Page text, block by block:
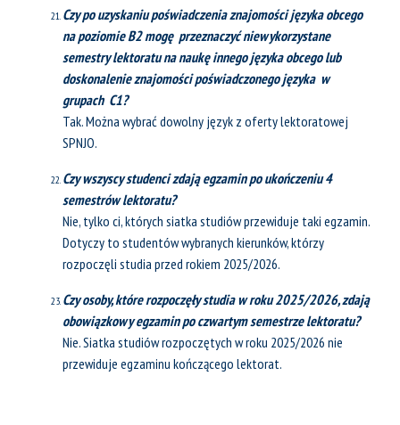
Czy po uzyskaniu poświadczenia znajomości języka obcego
na poziomie B2 mogę przeznaczyć niewykorzystane
semestry lektoratu na naukę innego języka obcego lub
doskonalenie znajomości poświadczonego języka w
grupach C1?
Tak. Można wybrać dowolny język z oferty lektoratowej
SPNJO.
Czy wszyscy studenci zdają egzamin po ukończeniu 4
semestrów lektoratu?
Nie, tylko ci, których siatka studiów przewiduje taki egzamin.
Dotyczy to studentów wybranych kierunków, którzy
rozpoczęli studia przed rokiem 2025/2026.
Czy osoby, które rozpoczęły studia w roku 2025/2026, zdają
obowiązkowy egzamin po czwartym semestrze lektoratu?
Nie. Siatka studiów rozpoczętych w roku 2025/2026 nie
przewiduje egzaminu kończącego lektorat.